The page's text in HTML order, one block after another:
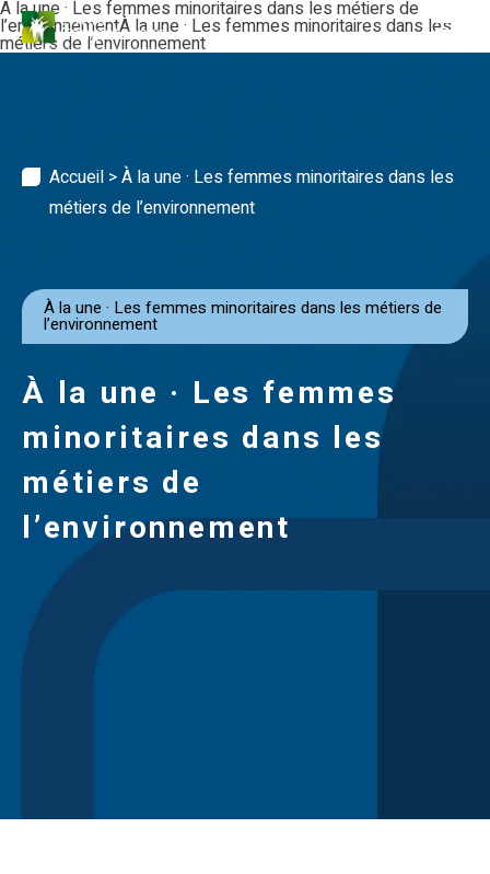
Skip
to
content
À la une · Les femmes minoritaires dans les métiers de
l’environnementÀ la une · Les femmes minoritaires dans les
métiers de l’environnement
Accueil >À la une · Les femmes minoritaires dans les
métiers de l’environnement
À la une · Les femmes minoritaires dans les métiers de
l’environnement
À la une · Les femmes
minoritaires dans les
métiers de
l’environnement